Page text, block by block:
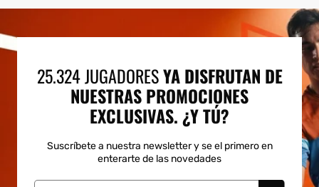
25.324 JUGADORESYA DISFRUTAN DE
NUESTRAS PROMOCIONES
EXCLUSIVAS. ¿Y TÚ?
Suscríbete a nuestra newsletter y se el primero en
enterarte de las novedades